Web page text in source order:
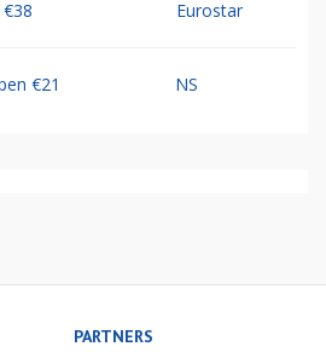
Eurostar
€21 NS
PARTNERS